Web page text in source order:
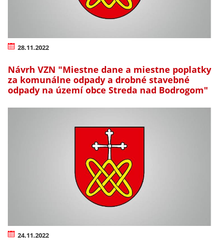
28.11.2022
Návrh VZN "Miestne dane a miestne poplatky
za komunálne odpady a drobné stavebné
odpady na území obce Streda nad Bodrogom"
24.11.2022